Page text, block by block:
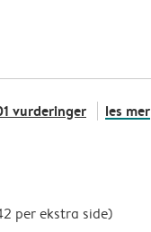
vurderinger les mer
per ekstra side)